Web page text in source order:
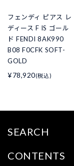
フェンディ ピアス レ
ディース F IS ゴール
ド FENDI 8AK990
B08 F0CFK SOFT-
GOLD
¥78,920(税込)
SEARCH
CONTENTS